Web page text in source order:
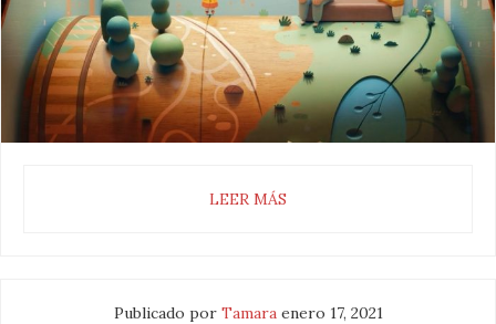
LEER MÁS
Publicado por Tamara enero 17, 2021